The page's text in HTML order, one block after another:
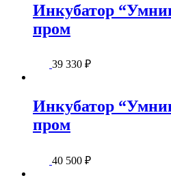
Инкубатор
пром
39 330 ₽
Инкубатор
пром
40 500 ₽